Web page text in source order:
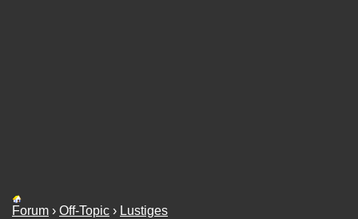
Forum › Off-Topic › Lustiges